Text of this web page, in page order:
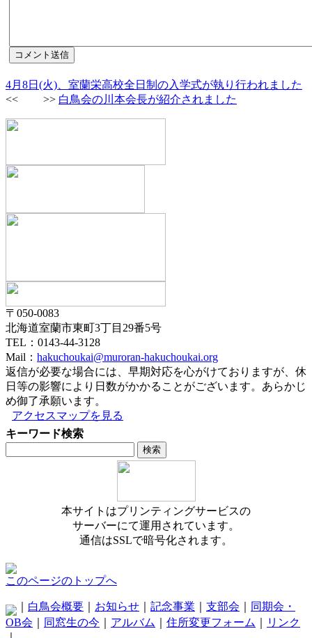
4月8日(火)、室蘭栄高校全日制の入学式が執り行われました
<< >> 白鳥会の川本会長が紹介されました
〒050-0083
北海道室蘭市東町3丁目29番5号
TEL：0143-44-3128
Mail： hakuchoukai@muroran-hakuchoukai.org
返信が必要な場合には、早期対応を心がけておりますが、休
日等の影響により日数がかかることがございます。あらかじ
め御了承願います。
アクセスマップを見る
キーワード検索
本サイトはプリンティングサービスの
サーバーにて運用されています。
通信はSSLで暗号化されます。
このページのトップへ
白鳥会概要 お知らせ 記念事業 支部会
同期会・
OB会
同窓生の今 アルバム 住所変更フォーム
リンク